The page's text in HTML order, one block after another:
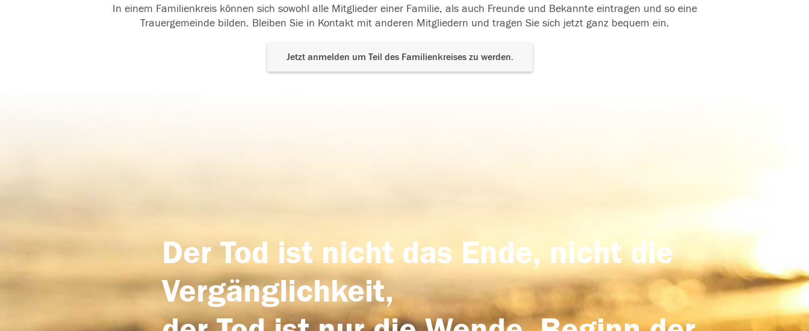
In einem Familienkreis können sich sowohl alle Mitglieder einer Familie, als auch Freunde und Bekannte eintragen und so eine
Trauergemeinde bilden. Bleiben Sie in Kontakt mit anderen Mitgliedern und tragen Sie sich jetzt ganz bequem ein.
Jetzt anmelden um Teil des Familienkreises zu werden.
Der Tod ist nicht das Ende, nicht die
Vergänglichkeit,